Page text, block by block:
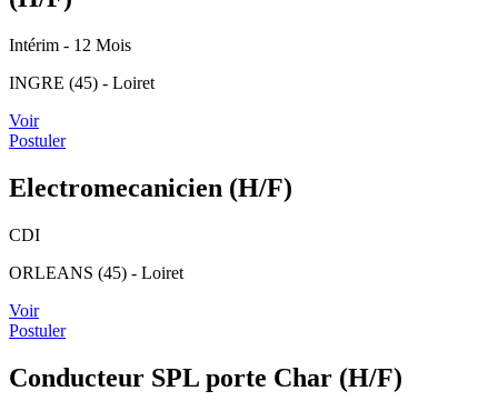
Intérim - 12 Mois
INGRE (45) - Loiret
Voir
Postuler
Electromecanicien (H/F)
CDI
ORLEANS (45) - Loiret
Voir
Postuler
Conducteur SPL porte Char (H/F)